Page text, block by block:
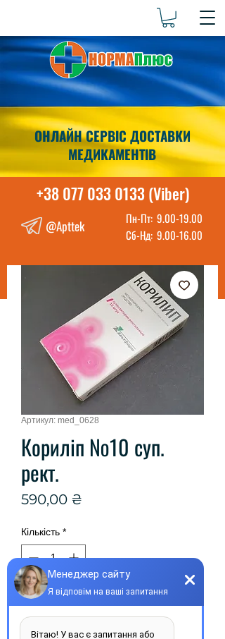
ОНЛАЙН СЕРВІС ДОСТАВКИ
МЕДИКАМЕНТІВ
+38 077 033 0133 (Viber)
@Apttek Пн-Пт: 9.00-19.00
Сб-Нд: 9.00-16.00
Артикул: med_0628
Кориліп №10 суп.
рект.
590,00 ₴
Кількість *